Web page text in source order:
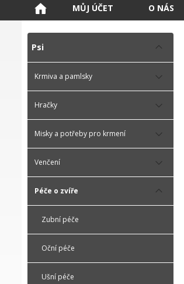
MŮJ ÚČET O NÁS
Psi
Krmiva a pamlsky
Hračky
Misky a potřeby pro krmení
Venčení
Péče o zvíře
Zubní péče
Oční péče
Ušní péče